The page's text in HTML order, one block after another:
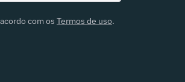
com os Termos de uso.